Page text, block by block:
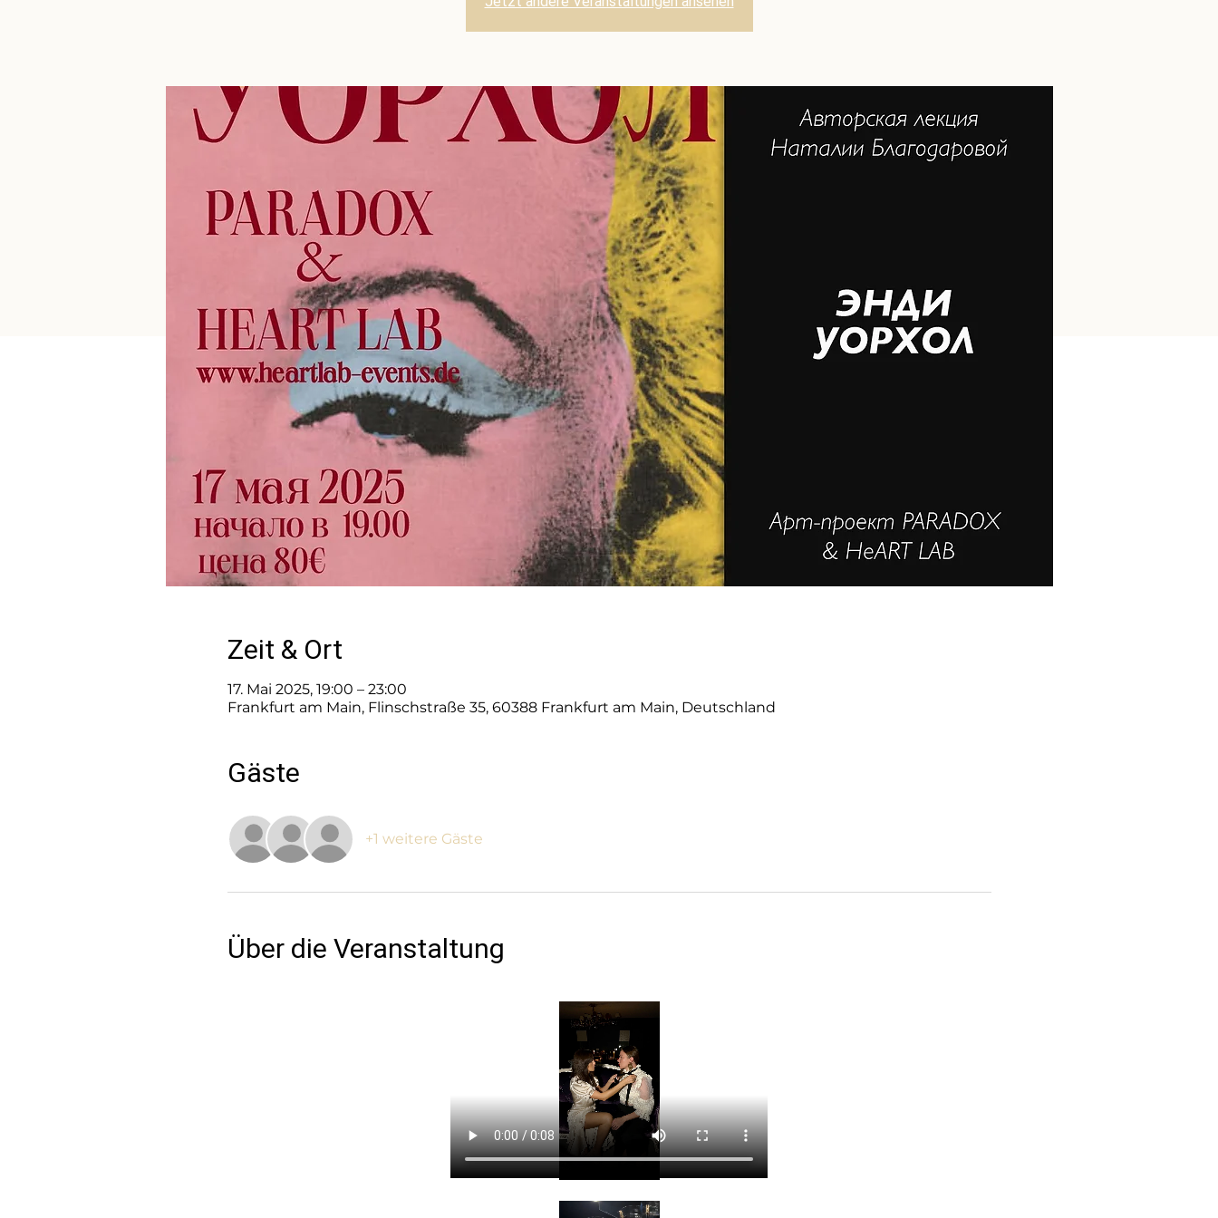
Zeit & Ort
17. Mai 2025, 19:00 – 23:00
Frankfurt am Main, Flinschstraße 35, 60388 Frankfurt am Main, Deutschland
Gäste
+1 weitere Gäste
Über die Veranstaltung